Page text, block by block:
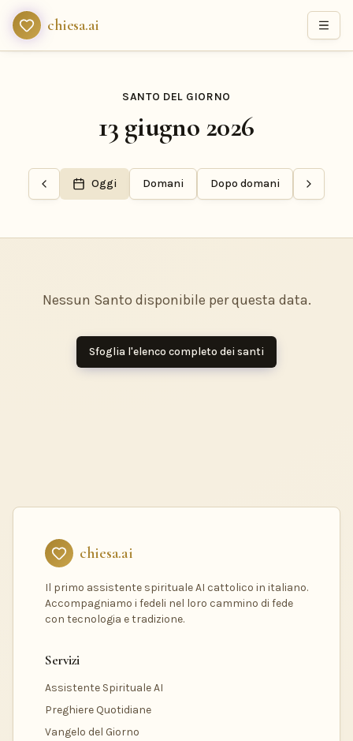
chiesa.ai
SANTO DEL GIORNO
13 giugno 2026
Oggi Domani Dopo domani
Nessun Santo disponibile per questa data.
Sfoglia l'elenco completo dei santi
chiesa.ai
Il primo assistente spirituale AI cattolico in italiano.
Accompagniamo i fedeli nel loro cammino di fede
con tecnologia e tradizione.
Servizi
Assistente Spirituale AI
Preghiere Quotidiane
Vangelo del Giorno